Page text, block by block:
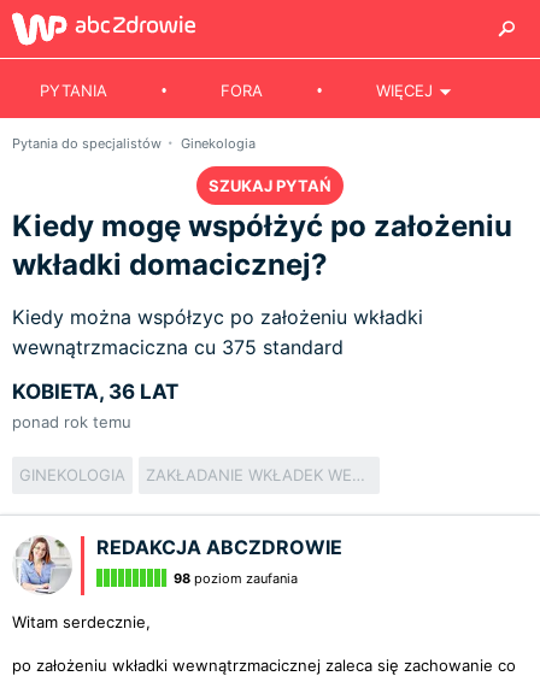
PYTANIA FORA WIĘCEJ
Pytania do specjalistów Ginekologia
SZUKAJ PYTAŃ
Kiedy mogę współżyć po założeniu
wkładki domacicznej?
Kiedy można współzyc po założeniu wkładki
wewnątrzmaciczna cu 375 standard
KOBIETA, 36 LAT
ponad rok temu
GINEKOLOGIA ZAKŁADANIE WKŁADEK WEWNĄTRZMACICZNYCH
REDAKCJA ABCZDROWIE
98 poziom zaufania
Witam serdecznie,
po założeniu wkładki wewnątrzmacicznej zaleca się zachowanie co